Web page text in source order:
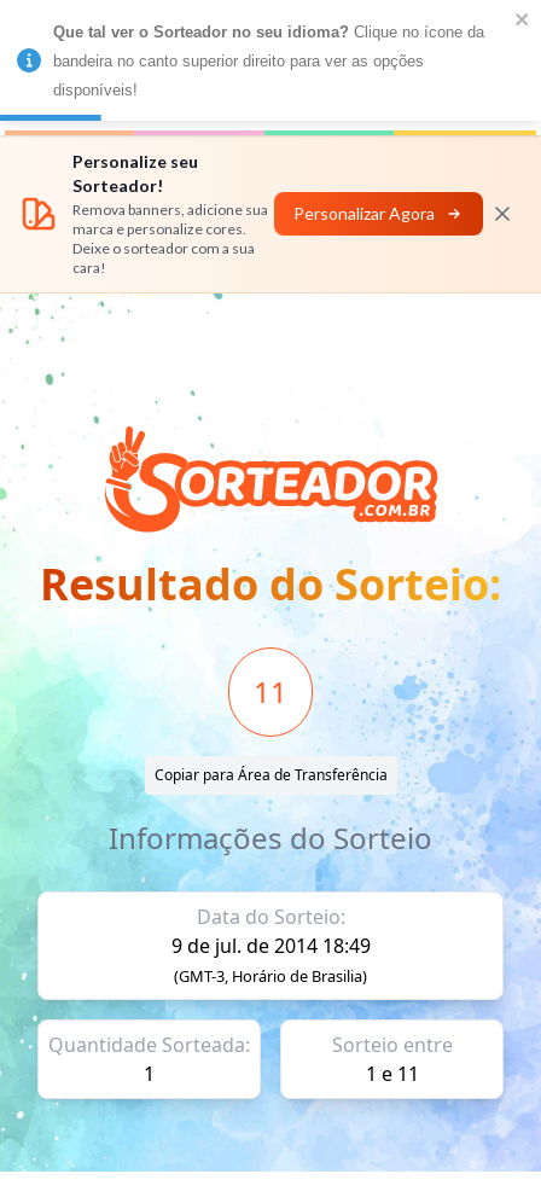
MENU
Números
Personalize seu
Sorteador!
Remova banners, adicione sua
marca e personalize cores.
Deixe o sorteador com a sua
cara!
Personalizar Agora
Resultado do Sorteio:
11
Copiar para Área de Transferência
Informações do Sorteio
Data do Sorteio:
9 de jul. de 2014 18:49
(GMT-3, Horário de Brasilia)
Quantidade Sorteada:
1
Sorteio entre
1 e 11
Que tal ver o Sorteador no seu idioma? Clique no ícone da
bandeira no canto superior direito para ver as opções
disponíveis!